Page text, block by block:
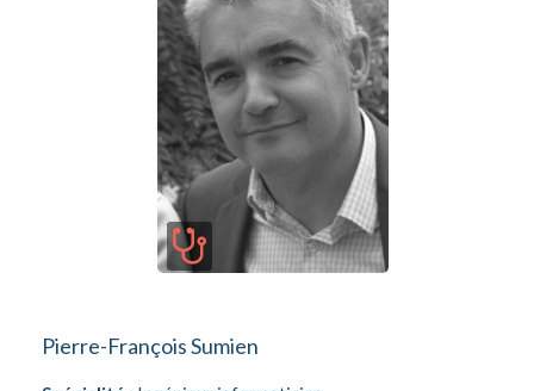
Pierre-François Sumien